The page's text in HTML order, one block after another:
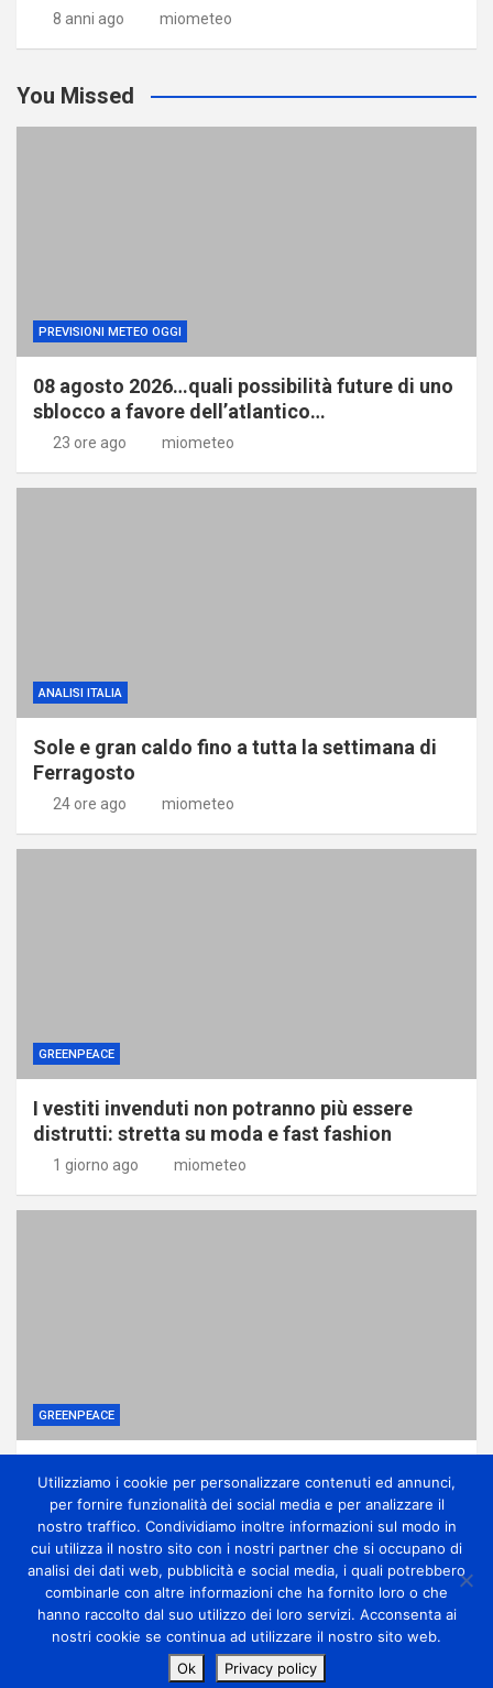
8 anni ago miometeo
You Missed
PREVISIONI METEO OGGI
08 agosto 2026…quali possibilità future di uno
sblocco a favore dell’atlantico…
23 ore ago miometeo
ANALISI ITALIA
Sole e gran caldo fino a tutta la settimana di
Ferragosto
24 ore ago miometeo
GREENPEACE
I vestiti invenduti non potranno più essere
distrutti: stretta su moda e fast fashion
1 giorno ago miometeo
GREENPEACE
all’ennesima accelerazione senza dati certi
1 giorno ago miometeo
Copyright Miometeo © All rights reserved | Theme by
MantraBrain
Utilizziamo i cookie per personalizzare contenuti ed annunci,
per fornire funzionalità dei social media e per analizzare il
nostro traffico. Condividiamo inoltre informazioni sul modo in
cui utilizza il nostro sito con i nostri partner che si occupano di
analisi dei dati web, pubblicità e social media, i quali potrebbero
combinarle con altre informazioni che ha fornito loro o che
hanno raccolto dal suo utilizzo dei loro servizi. Acconsenta ai
nostri cookie se continua ad utilizzare il nostro sito web.
Ok
Privacy policy